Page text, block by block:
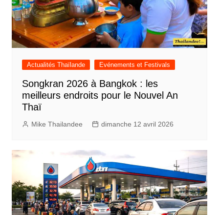
Actualités Thaïlande Evénements et Festivals
Songkran 2026 à Bangkok : les
meilleurs endroits pour le Nouvel An
Thaï
Mike Thailandee dimanche 12 avril 2026